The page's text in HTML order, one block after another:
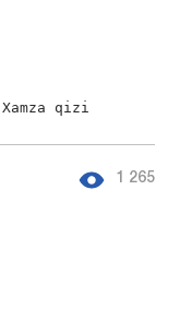
qizi
1 265